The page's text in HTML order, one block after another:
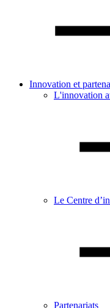
Innovation et
L'innovation
Le Centre
Partenariats